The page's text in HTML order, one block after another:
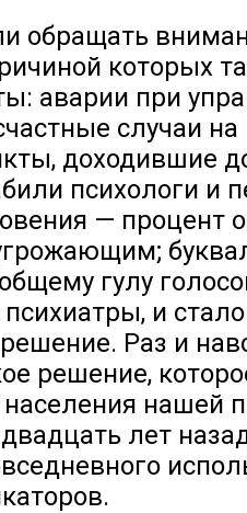
обращать
которых
аварии при
случаи на
доходившие
психологи и
— процент
гулу
и
Раз и
решение,
населения нашей
лет